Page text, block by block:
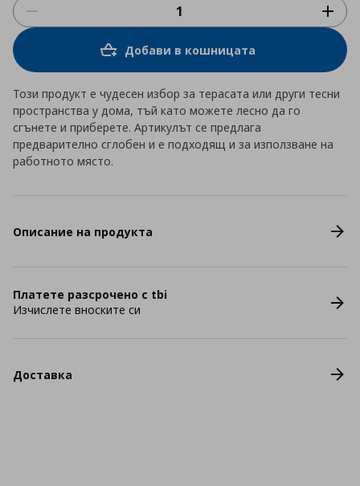
Добави в кошницата
Този продукт е чудесен избор за терасата или други тесни
пространства у дома, тъй като можете лесно да го
сгънете и приберете. Артикулът се предлага
предварително сглобен и е подходящ и за използване на
работното място.
Описание на продукта
Платете разсрочено с tbi
Изчислете вноските си
Доставка